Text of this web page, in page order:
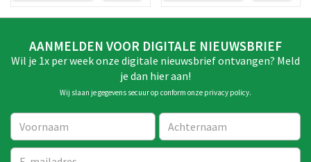
AANMELDEN VOOR DIGITALE NIEUWSBRIEF
Wil je 1x per week onze digitale nieuwsbrief ontvangen? Meld
je dan hier aan!
Wij slaan je gegevens secuur op conform onze privacy policy.